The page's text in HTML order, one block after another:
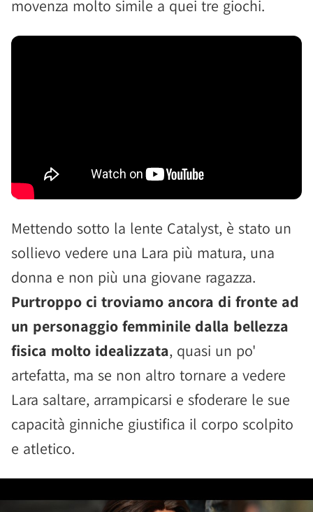
movenza molto simile a quei tre giochi.
Mettendo sotto la lente Catalyst, è stato un
sollievo vedere una Lara più matura, una
donna e non più una giovane ragazza.
Purtroppo ci troviamo ancora di fronte ad
un personaggio femminile dalla bellezza
fisica molto idealizzata, quasi un po'
artefatta, ma se non altro tornare a vedere
Lara saltare, arrampicarsi e sfoderare le sue
capacità ginniche giustifica il corpo scolpito
e atletico.